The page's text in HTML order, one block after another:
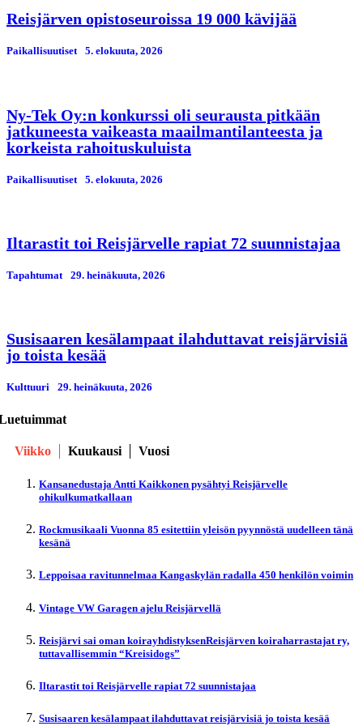
Reisjärven opistoseuroissa 19 000 kävijää
Paikallisuutiset 5. elokuuta, 2026
Ny-Tek Oy:n konkurssi oli seurausta pitkään
jatkuneesta vaikeasta maailmantilanteesta ja
korkeista rahoituskuluista
Paikallisuutiset 5. elokuuta, 2026
Iltarastit toi Reisjärvelle rapiat 72 suunnistajaa
Tapahtumat 29. heinäkuuta, 2026
Susisaaren kesälampaat ilahduttavat reisjärvisiä
jo toista kesää
Kulttuuri 29. heinäkuuta, 2026
Viikko Kuukausi Vuosi
Kansanedustaja Antti Kaikkonen pysähtyi Reisjärvelle
ohikulkumatkallaan
Rockmusikaali Vuonna 85 esitettiin yleisön pyynnöstä uudelleen tänä
kesänä
Leppoisaa ravitunnelmaa Kangaskylän radalla 450 henkilön voimin
Vintage VW Garagen ajelu Reisjärvellä
Reisjärvi sai oman koirayhdistyksenReisjärven koiraharrastajat ry,
tuttavallisemmin “Kreisidogs”
Iltarastit toi Reisjärvelle rapiat 72 suunnistajaa
Susisaaren kesälampaat ilahduttavat reisjärvisiä jo toista kesää